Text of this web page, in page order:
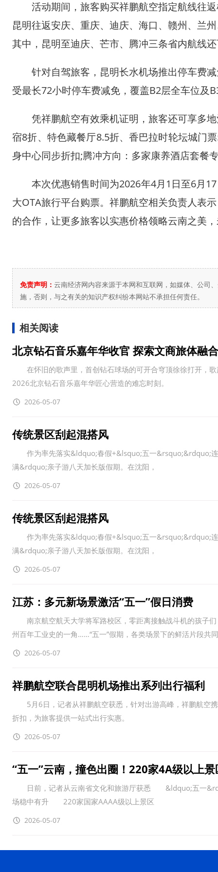
活动期间，旅客购买祥鹏航空指定航线往返
昆明往返安庆、重庆、迪庆、海口、赣州、兰
其中，昆明至迪庆、芒市、腾冲三条省内航线
针对自驾旅客，昆明长水机场推出停车费减
受最长72小时停车费减免，覆盖B2层全车位及
凭祥鹏航空有效乘机证明，旅客还可享多地
宿8折、特色藏餐厅8.5折、香巴拉时轮坛城门
身中心同步折扣;腾冲方向：多家康养酒店套餐
本次优惠销售时间为2026年4月1日至6月17
大OTA旅行平台购票。祥鹏航空相关负责人表
的合作，让更多旅客以实惠价格领略云南之美
免责声明： 云南经济网内容来源于本网和互联网，如媒体、公司
施，否则，与之有关的知识产权纠纷本网站不承担任何责任。
相关阅读
北京钻石音乐嘉年华收官 探索文商旅体融
在怀旧的歌声里，首创钻石球场的可开合穹顶徐徐打开，
2026北京钻石音乐嘉年华匠心营造的难忘时刻。
2026-05-07
传统景区刮起混搭风
作为率先落实&ldquo;春假+&lsquo;五一&rsquo;&rdquo;连
满&rdquo;亲子游八天加长版假期。在沈阳，
2026-05-07
传统景区刮起混搭风
作为率先落实&ldquo;春假+&lsquo;五一&rsquo;&rdquo;连
满&rdquo;亲子游八天加长版假期。在沈阳，
2026-05-07
江苏：多元新场景激活“五一”假日消费
南京航空航天大学将军路校区，零距离接触战斗机的孩子们
州百年工业史的一角……“五一”假期，各类场景下的鲜活片段共
2026-05-07
祥鹏航空联合昆明机场推出系列出行福利
5月6日，记者从祥鹏航空获悉，针对出游高峰，祥鹏航空
折扣，为旅客提供一站式出行实惠。
2026-05-07
“五一”云南，撞色出圈！220家4A级以上
日前，记者从云南省文化和旅游厅获悉 &ldquo;五一
场稳中有升 220家国家AAAA级以上景区
2026-05-07